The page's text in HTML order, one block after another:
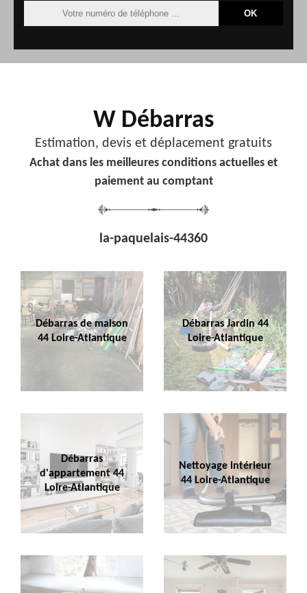
W Débarras
Estimation, devis et déplacement gratuits
Achat dans les meilleures conditions actuelles et
paiement au comptant
la-paquelais-44360
Débarras de maison
44 Loire-Atlantique
Débarras Jardin 44
Loire-Atlantique
Débarras
d'appartement 44
Loire-Atlantique
Nettoyage intérieur
44 Loire-Atlantique